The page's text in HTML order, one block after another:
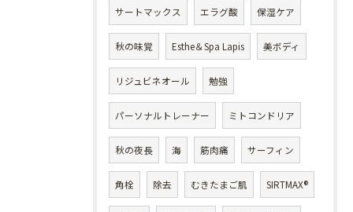
サートマックス エラグ酸 保湿ケア
秋の味覚 Esthe＆Spa Lapis 美ボディ
リジュビネオール 勉強
パーソナルトレーナー ミトコンドリア
秋の夜長 海 筋肉痛 サーフィン
角栓 除去 むきたまご肌 SIRTMAX®